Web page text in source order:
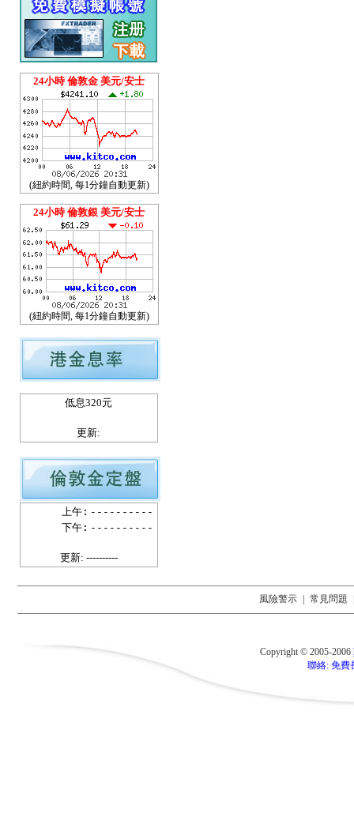
24小時 倫敦金 美元/安士
(紐約時間, 每1分鐘自動更新)
24小時 倫敦銀 美元/安士
(紐約時間, 每1分鐘自動更新)
低息320元
更新:
上午: ----------
下午: ----------
更新: ----------
風險警示 常見問題
Copyright © 2005-2006
聯絡: 免費